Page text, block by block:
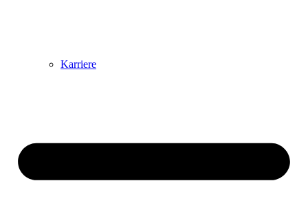
Karriere